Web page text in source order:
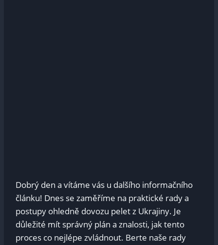
Dobrý den a vítáme vás u dalšího informačního
článku! Dnes se zaměříme na praktické rady a
postupy ohledně dovozu pelet z Ukrajiny. Je
důležité mít správný plán a znalosti, jak tento
proces co nejlépe zvládnout. Berte naše rady